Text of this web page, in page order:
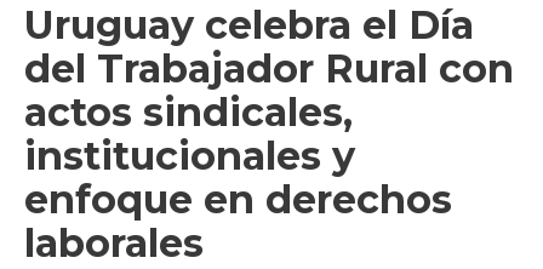
Uruguay celebra el Día
del Trabajador Rural con
actos sindicales,
institucionales y
enfoque en derechos
laborales